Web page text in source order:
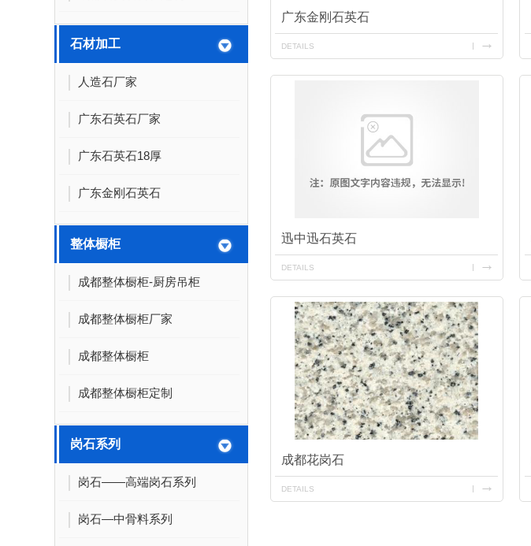
石材加工
人造石厂家
广东石英石厂家
广东石英石18厚
广东金刚石英石
整体橱柜
成都整体橱柜-厨房吊柜
成都整体橱柜厂家
成都整体橱柜
成都整体橱柜定制
岗石系列
岗石——高端岗石系列
岗石—中骨料系列
广东金刚石英石
DETAILS
迅中迅石英石
DETAILS
成都花岗石
DETAILS